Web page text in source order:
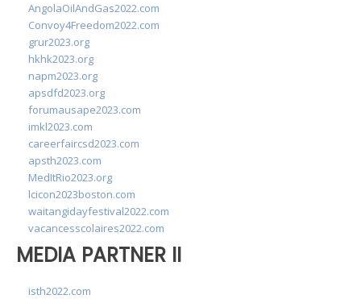
AngolaOilAndGas2022.com
Convoy4Freedom2022.com
grur2023.org
hkhk2023.org
napm2023.org
apsdfd2023.org
forumausape2023.com
imkl2023.com
careerfaircsd2023.com
apsth2023.com
MedItRio2023.org
lcicon2023boston.com
waitangidayfestival2022.com
vacancesscolaires2022.com
MEDIA PARTNER II
isth2022.com